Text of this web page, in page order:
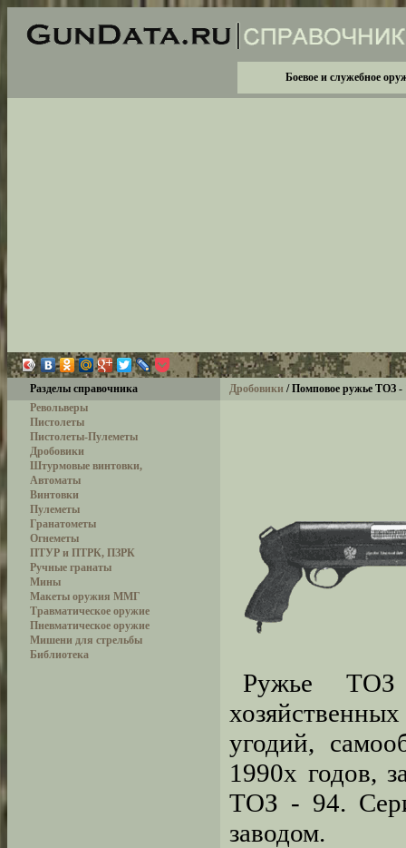
Боевое и служебное
Разделы справочника Дробовики / Помповое ружье ТОЗ -
Револьверы
Пистолеты
Пистолеты-Пулеметы
Дробовики
Штурмовые винтовки,
Автоматы
Винтовки
Пулеметы
Гранатометы
Огнеметы
ПТУР и ПТРК, ПЗРК
Ручные гранаты
Мины
Макеты оружия ММГ
Травматическое оружие
Пневматическое оружие
Мишени для стрельбы
Библиотека
Ружье ТОЗ
угодий,
1990х годов,
ТОЗ - 94.
заводом.